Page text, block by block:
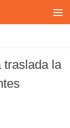
traslada la